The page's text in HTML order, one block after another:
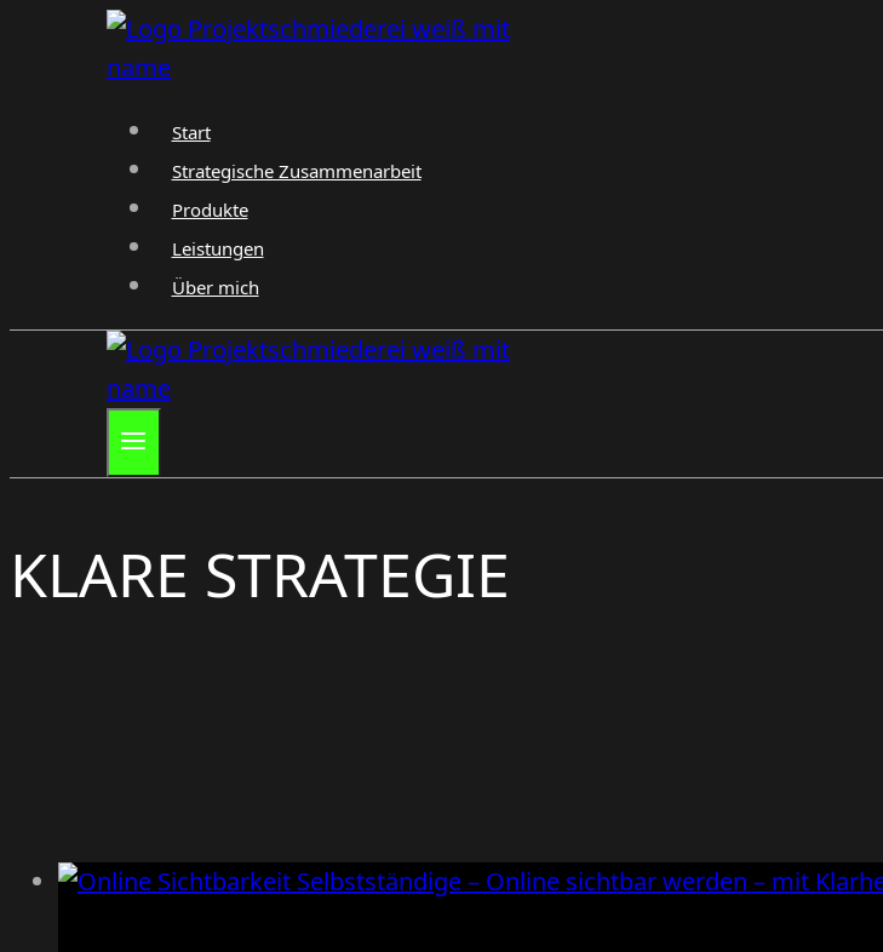
Start
Strategische Zusammenarbeit
Produkte
Leistungen
Über mich
KLARE STRATEGIE